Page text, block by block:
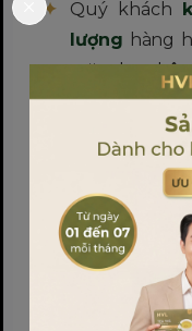
Quý khách
lượng hàng
mặt cho
Hỗ trợ xử lý
ngay tại
*Lưu ý: Đối với
hoặc hàng sản
khách vui lòng
phương thức